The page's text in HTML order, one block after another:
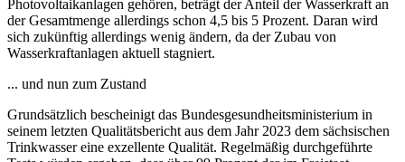
Photovoltaikanlagen gehören, beträgt der Anteil der Wasserkraft an
der Gesamtmenge allerdings schon 4,5 bis 5 Prozent. Daran wird
sich zukünftig allerdings wenig ändern, da der Zubau von
Wasserkraftanlagen aktuell stagniert.
... und nun zum Zustand
Grundsätzlich bescheinigt das Bundesgesundheitsministerium in
seinem letzten Qualitätsbericht aus dem Jahr 2023 dem sächsischen
Trinkwasser eine exzellente Qualität. Regelmäßig durchgeführte